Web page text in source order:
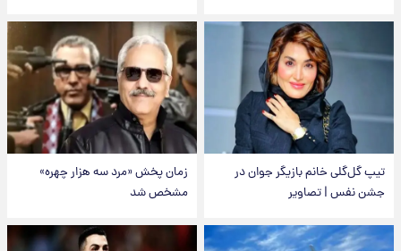
تیپ گل‌گلی خانم بازیگر جوان در
جشن نفس | تصاویر
زمان پخش «مرد سه هزار چهره»
مشخص شد